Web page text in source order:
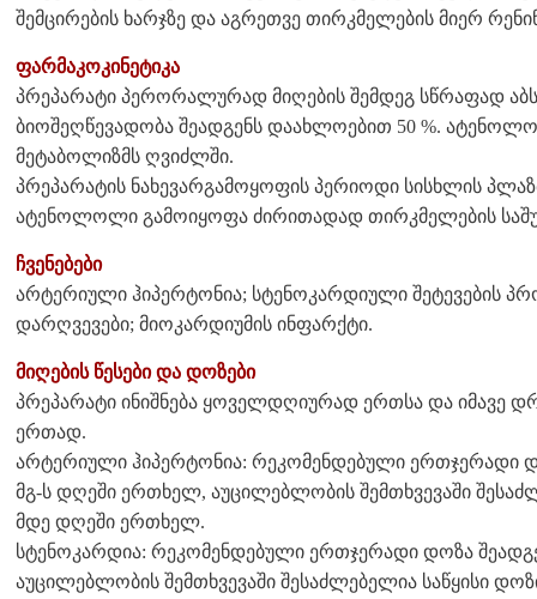
შემცირების ხარჯზე და აგრეთვე თირკმელების მიერ
ფარმაკოკინეტიკა
პრეპარატი პერორალურად მიღების შემდეგ სწრაფად
ბიოშეღწევადობა შეადგენს დაახლოებით 50 %.
მეტაბოლიზმს ღვიძლში.
პრეპარატის ნახევარგამოყოფის პერიოდი სისხლის
ატენოლოლი გამოიყოფა ძირითადად თირკმელების
ჩვენებები
არტერიული ჰიპერტონია; სტენოკარდიული შეტევების
დარღვევები; მიოკარდიუმის ინფარქტი.
მიღების წესები და დოზები
პრეპარატი ინიშნება ყოველდღიურად ერთსა და იმავე
ერთად.
არტერიული ჰიპერტონია: რეკომენდებული ერთჯერადი
მგ-ს დღეში ერთხელ, აუცილებლობის შემთხვევაში
მდე დღეში ერთხელ.
სტენოკარდია: რეკომენდებული ერთჯერადი დოზა
აუცილებლობის შემთხვევაში შესაძლებელია საწყისი